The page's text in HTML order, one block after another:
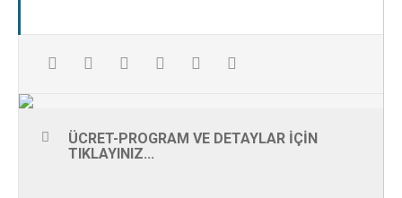
ÜCRET-PROGRAM VE DETAYLAR IÇIN
TIKLAYINIZ...